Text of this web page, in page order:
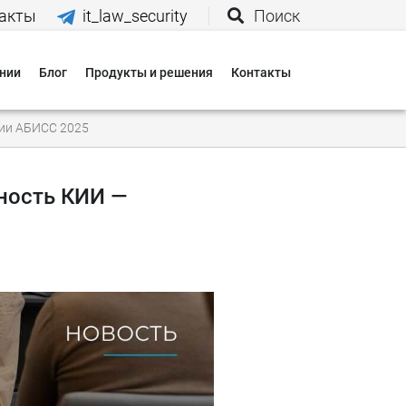
it_law_security Поиск
Блог Продукты и решения Контакты
АБИСС 2025
КИИ —